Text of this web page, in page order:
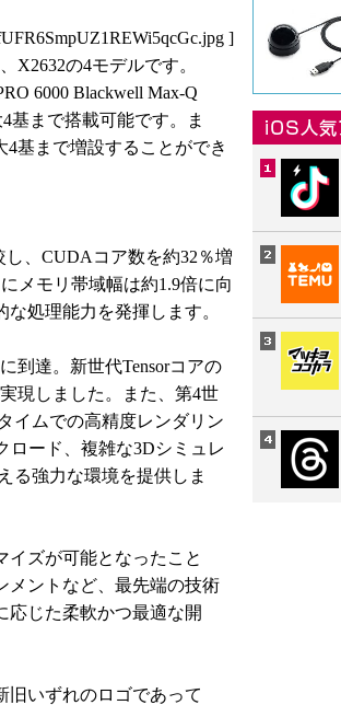
]
X2632の4モデルです。
6000 Blackwell Max-Q
基まで搭載可能です。ま
基まで増設することができ
し、CUDAコア数を約32％増
メモリ帯域幅は約1.9倍に向
処理能力を発揮します。
到達。新世代Tensorコアの
現しました。また、第4世
イムでの高精度レンダリン
ロード、複雑な3Dシミュレ
る強力な環境を提供しま
イズが可能となったこと
メントなど、最先端の技術
応じた柔軟かつ最適な開
いずれのロゴであって